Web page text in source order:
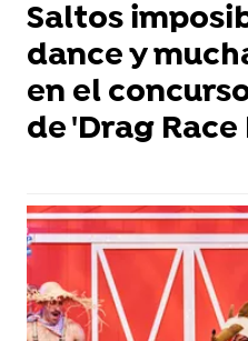
Saltos
dance y
en el
de 'Drag Race